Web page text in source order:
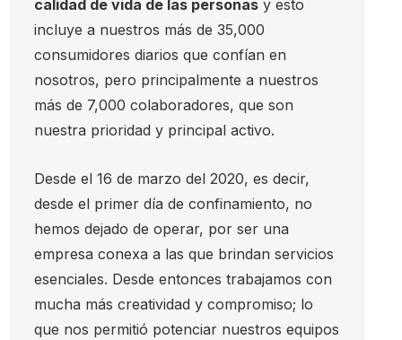
calidad de vida de las personas y esto
incluye a nuestros más de 35,000
consumidores diarios que confían en
nosotros, pero principalmente a nuestros
más de 7,000 colaboradores, que son
nuestra prioridad y principal activo.
Desde el 16 de marzo del 2020, es decir,
desde el primer día de confinamiento, no
hemos dejado de operar, por ser una
empresa conexa a las que brindan servicios
esenciales. Desde entonces trabajamos con
mucha más creatividad y compromiso; lo
que nos permitió potenciar nuestros equipos